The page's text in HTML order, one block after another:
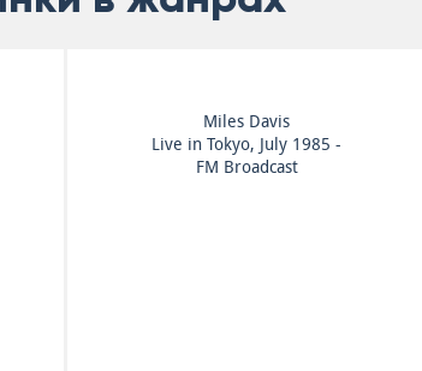
Miles Davis
Live in Tokyo, July 1985 -
FM Broadcast